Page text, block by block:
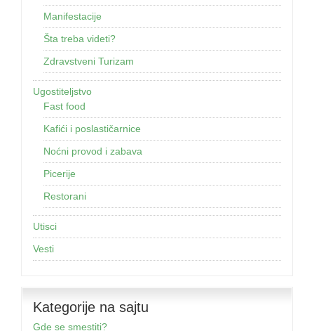
Manifestacije
Šta treba videti?
Zdravstveni Turizam
Ugostiteljstvo
Fast food
Kafići i poslastičarnice
Noćni provod i zabava
Picerije
Restorani
Utisci
Vesti
Kategorije na sajtu
Gde se smestiti?